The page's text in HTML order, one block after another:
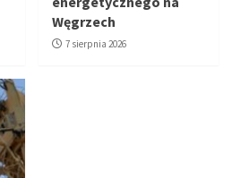
Węgrzech
7 sierpnia 2026